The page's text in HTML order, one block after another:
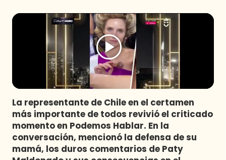
La representante de Chile en el certamen
más importante de todos revivió el criticado
momento en Podemos Hablar. En la
conversación, mencionó la defensa de su
mamá, los duros comentarios de Paty
Programas
Club De La Comedia
Contigo en Directo
Plan Perfecto
El Tiempo
Sabingo
Todos Los Programas